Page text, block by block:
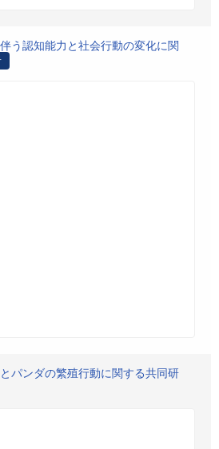
う認知能力と社会行動の変化に関
パンダの繁殖行動に関する共同研